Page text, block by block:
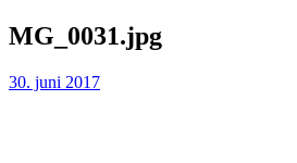
Skip
to
MG_0031.jpg
30. juni 2017